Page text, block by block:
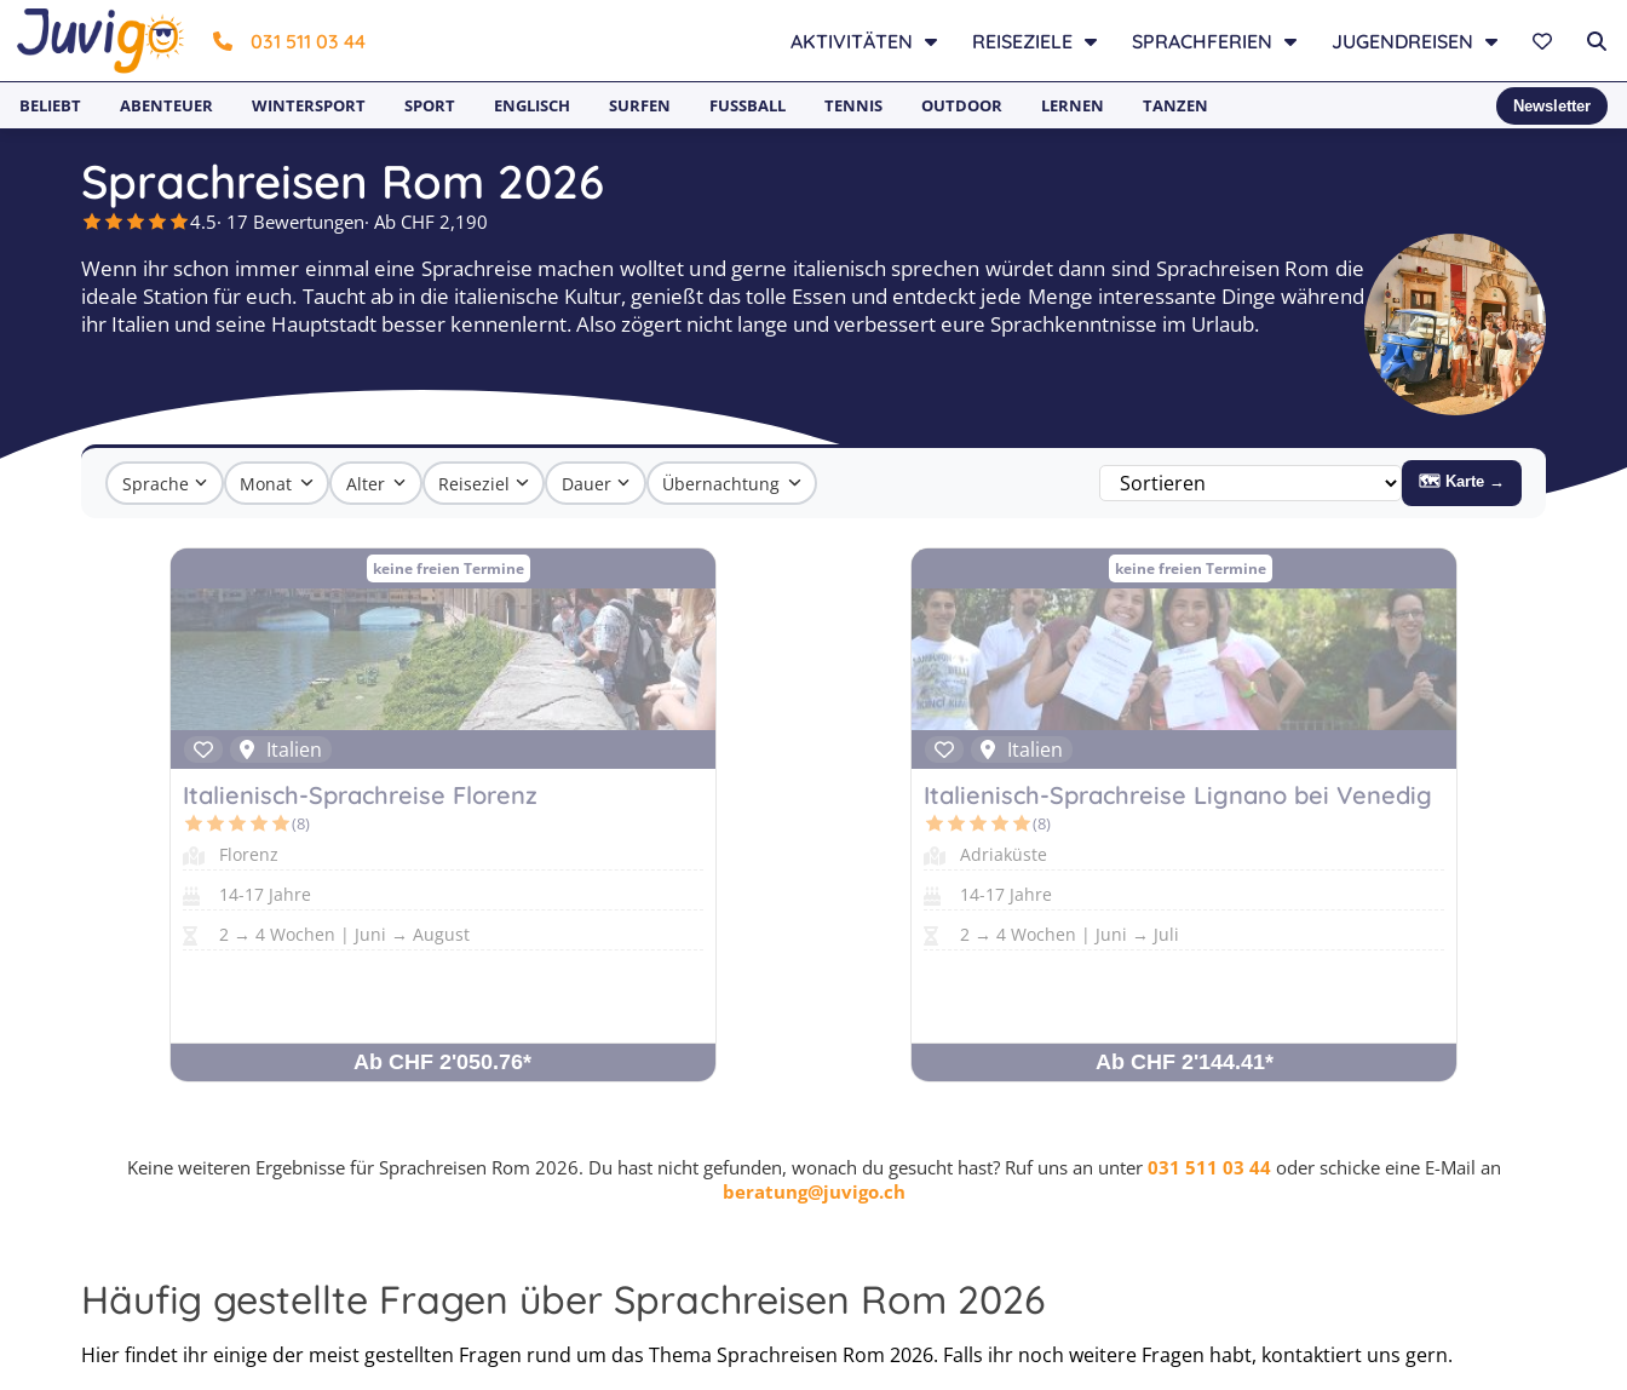
031 511 03 44 AKTIVITÄTEN REISEZIELE SPRACHFERIEN JUGENDREISEN
BELIEBT ABENTEUER WINTERSPORT SPORT ENGLISCH SURFEN FUSSBALL TENNIS OUTDOOR LERNEN TANZEN Newsletter
Sprachreisen Rom 2026
4.5· 17 Bewertungen· Ab CHF 2,190
Wenn ihr schon immer einmal eine Sprachreise machen wolltet und gerne italienisch sprechen würdet dann sind Sprachreisen Rom die
ideale Station für euch. Taucht ab in die italienische Kultur, genießt das tolle Essen und entdeckt jede Menge interessante Dinge während
ihr Italien und seine Hauptstadt besser kennenlernt. Also zögert nicht lange und verbessert eure Sprachkenntnisse im Urlaub.
Sprache Monat Alter Reiseziel Dauer Übernachtung 🗺 Karte →
keine freien Termine
Italien
Italienisch-Sprachreise Florenz
(8)
Florenz
14-17 Jahre
2 → 4 Wochen | Juni → August
Ab CHF 2'050.76*
keine freien Termine
Italien
Italienisch-Sprachreise Lignano bei Venedig
(8)
Adriaküste
14-17 Jahre
2 → 4 Wochen | Juni → Juli
Ab CHF 2'144.41*
Keine weiteren Ergebnisse für Sprachreisen Rom 2026. Du hast nicht gefunden, wonach du gesucht hast? Ruf uns an unter 031 511 03 44oder schicke eine E-Mail an
beratung@juvigo.ch
Häufig gestellte Fragen über Sprachreisen Rom 2026
Hier findet ihr einige der meist gestellten Fragen rund um das Thema Sprachreisen Rom 2026. Falls ihr noch weitere Fragen habt, kontaktiert uns gern.